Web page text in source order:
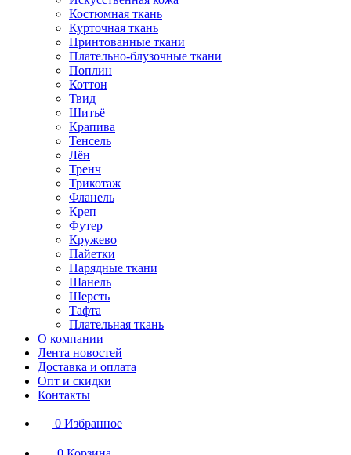
Костюмная ткань
Курточная ткань
Принтованные ткани
Плательно-блузочные ткани
Поплин
Коттон
Твид
Шитьё
Крапива
Тенсель
Лён
Тренч
Трикотаж
Фланель
Креп
Футер
Кружево
Пайетки
Нарядные ткани
Шанель
Шерсть
Тафта
Плательная ткань
О компании
Лента новостей
Доставка и оплата
Опт и скидки
Контакты
0 Избранное